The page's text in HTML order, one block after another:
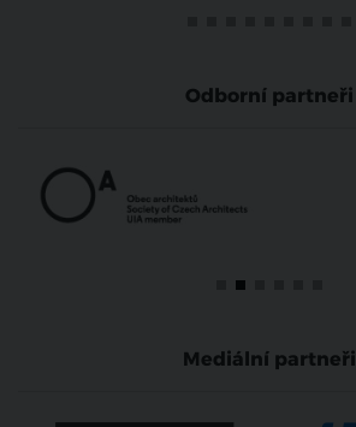
Odborní partneři
Mediální partneři